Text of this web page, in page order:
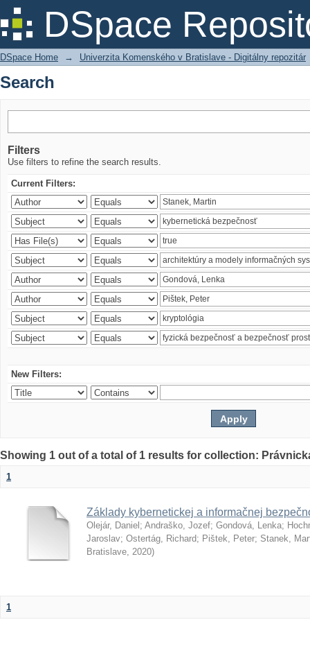
DSpace
Search
DSpace Home → Univerzita Komenského v Bratislave - Digitálny repozitár
Search
Filters
Use filters to refine the search results.
Current Filters:
New Filters:
Showing 1 out of a total of 1 results for collection:
1
Základy kybernetickej a informačnej
Olejár, Daniel ; Andraško, Jozef; Gondová, Lenka;
Jaroslav; Ostertág, Richard; Pištek, Peter; Stanek,
Bratislave, 2020)
1